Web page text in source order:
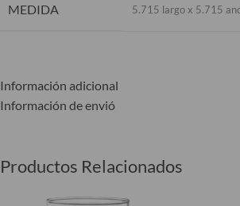
MEDIDA 5.715 largo x 5.715
Información adicional
Información de envió
Productos Relacionados